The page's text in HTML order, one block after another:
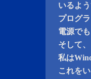
いるよ
プログ
電源で
そして
私は
これを